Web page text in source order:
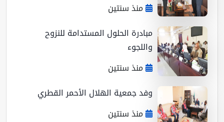
منذ سنتين
مبادرة الحلول المستدامة للنزوح
واللجوء
منذ سنتين
وفد جمعية الهلال الأحمر القطري
منذ سنتين